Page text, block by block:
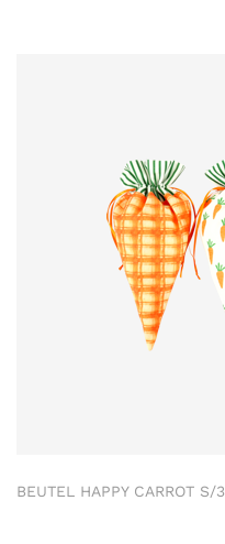
BEUTEL HAPPY CARROT S/3